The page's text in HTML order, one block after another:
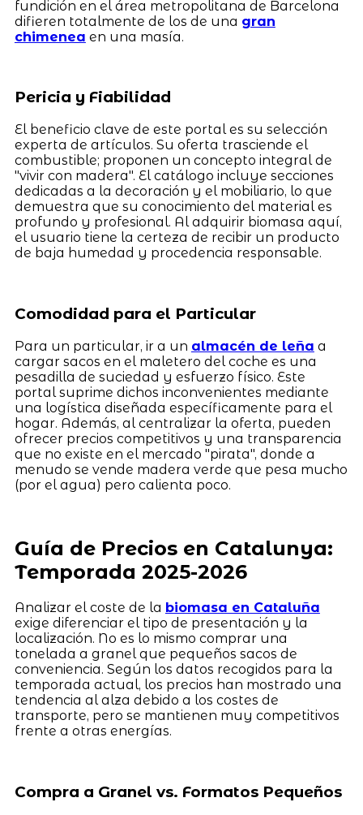
fundición en el área metropolitana de Barcelona
difieren totalmente de los de una gran
chimenea en una masía.
Pericia y Fiabilidad
El beneficio clave de este portal es su selección
experta de artículos. Su oferta trasciende el
combustible; proponen un concepto integral de
"vivir con madera". El catálogo incluye secciones
dedicadas a la decoración y el mobiliario, lo que
demuestra que su conocimiento del material es
profundo y profesional. Al adquirir biomasa aquí,
el usuario tiene la certeza de recibir un producto
de baja humedad y procedencia responsable.
Comodidad para el Particular
Para un particular, ir a un almacén de leña a
cargar sacos en el maletero del coche es una
pesadilla de suciedad y esfuerzo físico. Este
portal suprime dichos inconvenientes mediante
una logística diseñada específicamente para el
hogar. Además, al centralizar la oferta, pueden
ofrecer precios competitivos y una transparencia
que no existe en el mercado "pirata", donde a
menudo se vende madera verde que pesa mucho
(por el agua) pero calienta poco.
Guía de Precios en Catalunya:
Temporada 2025-2026
Analizar el coste de la biomasa en Cataluña
exige diferenciar el tipo de presentación y la
localización. No es lo mismo comprar una
tonelada a granel que pequeños sacos de
conveniencia. Según los datos recogidos para la
temporada actual, los precios han mostrado una
tendencia al alza debido a los costes de
transporte, pero se mantienen muy competitivos
frente a otras energías.
Compra a Granel vs. Formatos Pequeños